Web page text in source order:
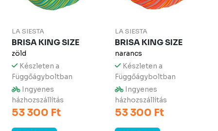
LA SIESTA
BRISA KING SIZE
zöld
Készleten a
Függőágyboltban
Ingyenes
házhozszállítás
53 300 Ft
LA SIESTA
BRISA KING SIZE
narancs
Készleten a
Függőágyboltban
Ingyenes
házhozszállítás
53 300 Ft